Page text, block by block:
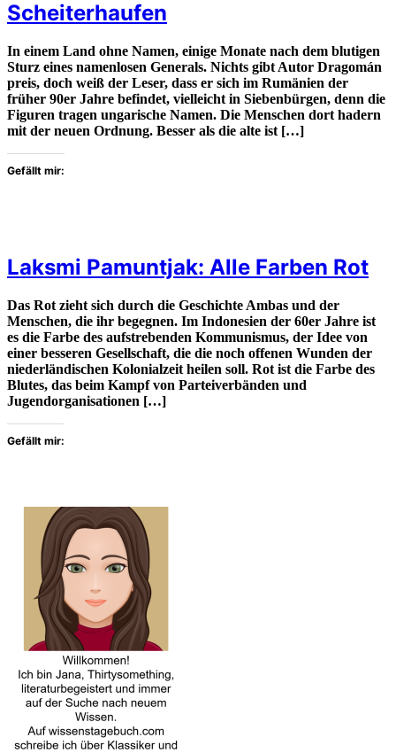
Scheiterhaufen
In einem Land ohne Namen, einige Monate nach dem blutigen
Sturz eines namenlosen Generals. Nichts gibt Autor Dragomán
preis, doch weiß der Leser, dass er sich im Rumänien der
früher 90er Jahre befindet, vielleicht in Siebenbürgen, denn die
Figuren tragen ungarische Namen. Die Menschen dort hadern
mit der neuen Ordnung. Besser als die alte ist […]
Gefällt mir:
Laksmi Pamuntjak: Alle Farben Rot
Das Rot zieht sich durch die Geschichte Ambas und der
Menschen, die ihr begegnen. Im Indonesien der 60er Jahre ist
es die Farbe des aufstrebenden Kommunismus, der Idee von
einer besseren Gesellschaft, die die noch offenen Wunden der
niederländischen Kolonialzeit heilen soll. Rot ist die Farbe des
Blutes, das beim Kampf von Parteiverbänden und
Jugendorganisationen […]
Gefällt mir: